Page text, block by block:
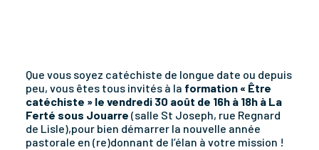
Que vous soyez catéchiste de longue date ou depuis
peu, vous êtes tous invités à la formation « Être
catéchiste » le vendredi 30 août de 16h à 18h à La
Ferté sous Jouarre (salle St Joseph, rue Regnard
de Lisle),pour bien démarrer la nouvelle année
pastorale en (re)donnant de l’élan à votre mission !